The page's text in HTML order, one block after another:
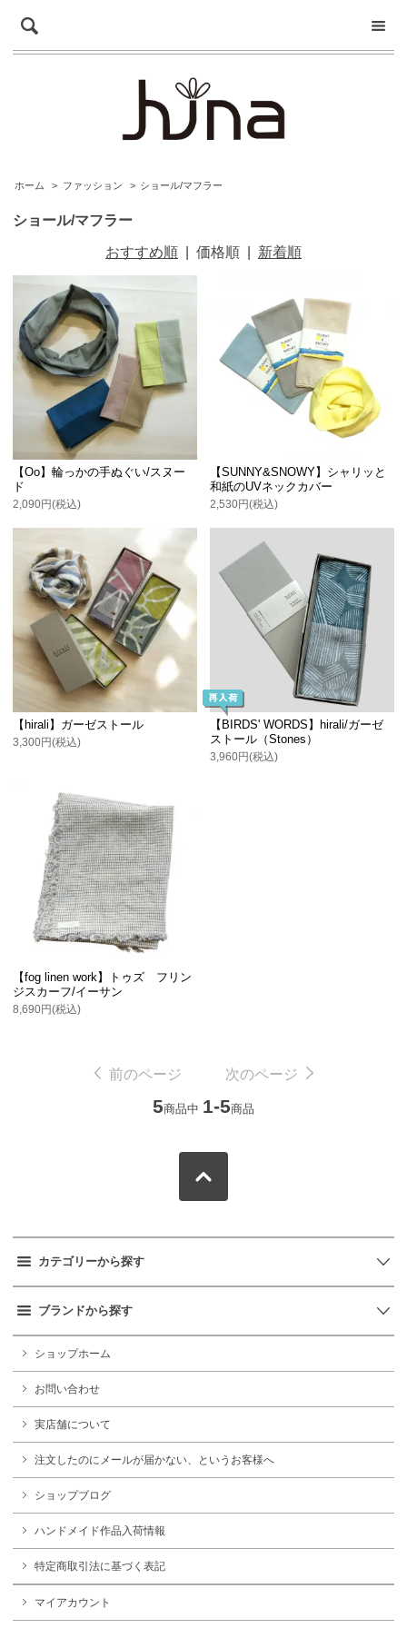
ホーム > ファッション > ショール/マフラー
ショール/マフラー
おすすめ順 価格順 新着順
【Oo】輪っかの手ぬぐい/スヌー
ド
2,090円(税込)
【SUNNY&SNOWY】シャリッと
和紙のUVネックカバー
2,530円(税込)
【hirali】ガーゼストール
3,300円(税込)
【BIRDS' WORDS】hirali/ガーゼ
ストール（Stones）
3,960円(税込)
【fog linen work】トゥズ フリン
ジスカーフ/イーサン
8,690円(税込)
前のページ 次のページ
5商品中 1-5商品
カテゴリーから探す
ブランドから探す
ショップホーム
お問い合わせ
実店舗について
注文したのにメールが届かない、というお客様へ
ショップブログ
ハンドメイド作品入荷情報
特定商取引法に基づく表記
マイアカウント